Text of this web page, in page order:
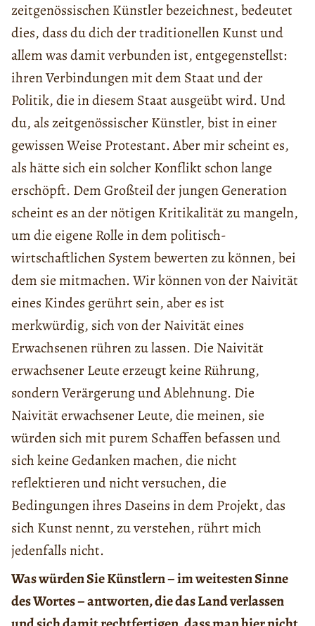
zeitgenössischen Künstler bezeichnest, bedeutet
dies, dass du dich der traditionellen Kunst und
allem was damit verbunden ist, entgegenstellst:
ihren Verbindungen mit dem Staat und der
Politik, die in diesem Staat ausgeübt wird. Und
du, als zeitgenössischer Künstler, bist in einer
gewissen Weise Protestant. Aber mir scheint es,
als hätte sich ein solcher Konflikt schon lange
erschöpft. Dem Großteil der jungen Generation
scheint es an der nötigen Kritikalität zu mangeln,
um die eigene Rolle in dem politisch-
wirtschaftlichen System bewerten zu können, bei
dem sie mitmachen. Wir können von der Naivität
eines Kindes gerührt sein, aber es ist
merkwürdig, sich von der Naivität eines
Erwachsenen rühren zu lassen. Die Naivität
erwachsener Leute erzeugt keine Rührung,
sondern Verärgerung und Ablehnung. Die
Naivität erwachsener Leute, die meinen, sie
würden sich mit purem Schaffen befassen und
sich keine Gedanken machen, die nicht
reflektieren und nicht versuchen, die
Bedingungen ihres Daseins in dem Projekt, das
sich Kunst nennt, zu verstehen, rührt mich
jedenfalls nicht.
Was würden Sie Künstlern – im weitesten Sinne
des Wortes – antworten, die das Land verlassen